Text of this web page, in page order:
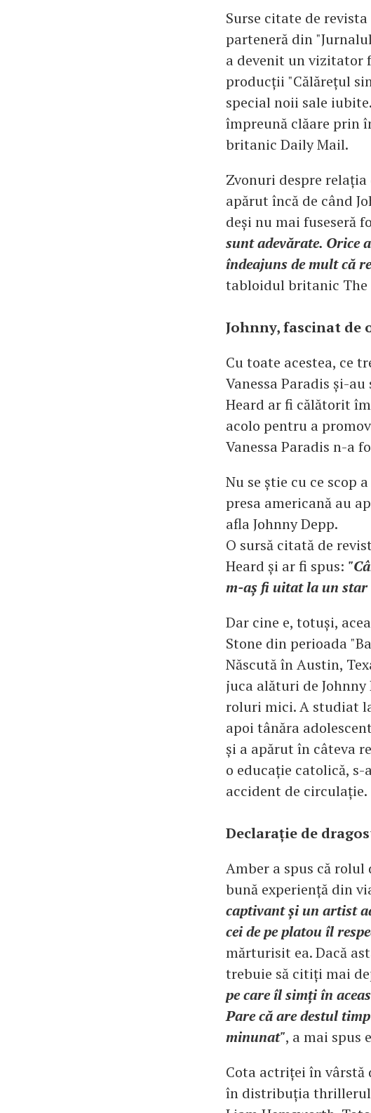
Surse citate de
parteneră din
a devenit un vizitator
producții "Călărețul
special noii sale
împreună clăare prin
britanic Daily Mail.
Zvonuri despre
apărut încă de când
deși nu mai fuseseră
sunt adevărate. Orice
îndeajuns de mult că
tabloidul britanic The
Johnny, fascinat de
Cu toate acestea, ce
Vanessa Paradis și-
Heard ar fi călătorit
acolo pentru a
Vanessa Paradis n-a
Nu se știe cu ce scop
presa americană au
afla Johnny Depp.
O sursă citată de
Heard și ar fi spus:
m-aș fi uitat la un star
Dar cine e, totuși,
Stone din perioada
Născută în Austin,
juca alături de
roluri mici. A studiat
apoi tânăra
și a apărut în câteva
o educație catolică,
accident de circulație.
Declarație de
Amber a spus că rolul
bună experiență din
captivant și un artist
cei de pe platou îl
mărturisit ea. Dacă
trebuie să citiți mai
pe care îl simți în
Pare că are destul
minunat", a mai spus
Cota actriței în vârstă
în distribuția